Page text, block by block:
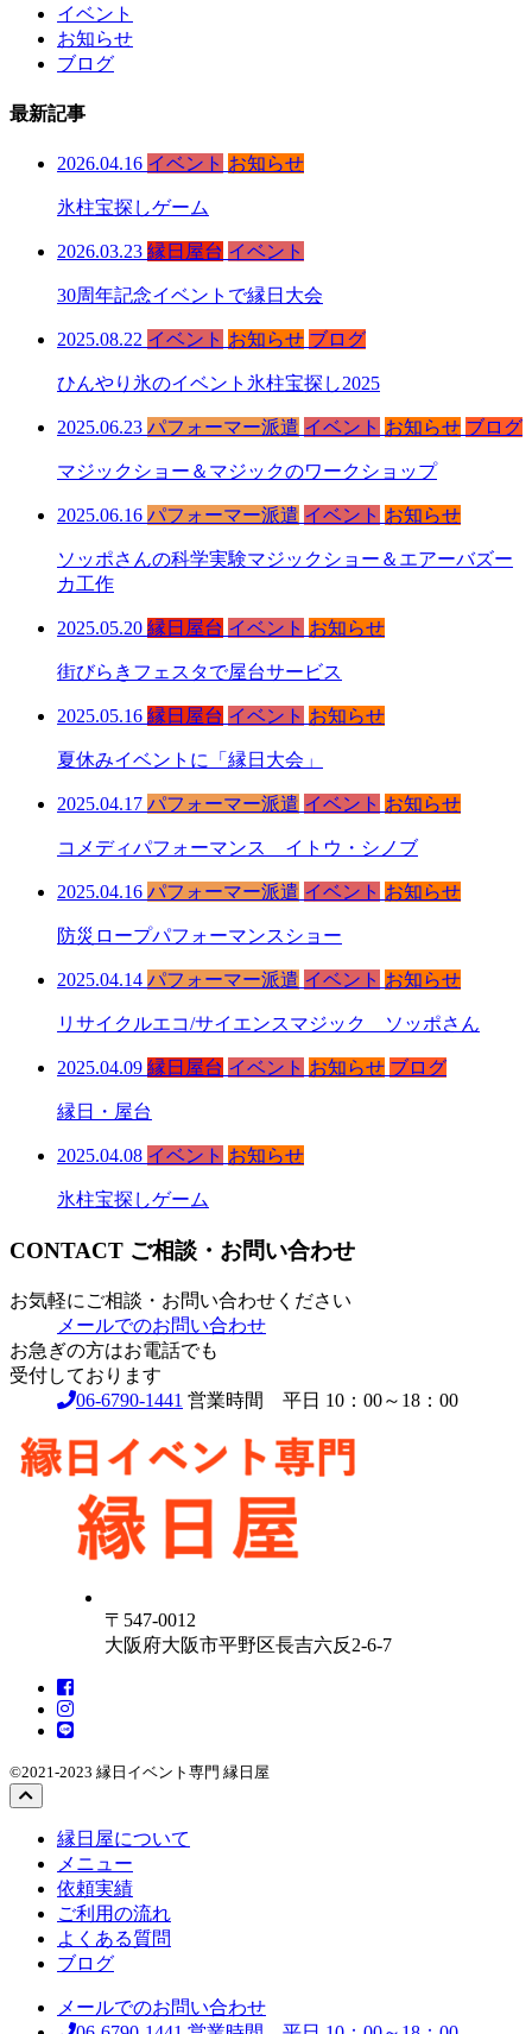
イベント
お知らせ
ブログ
最新記事
2026.04.16 イベント お知らせ
氷柱宝探しゲーム
2026.03.23 縁日屋台 イベント
30周年記念イベントで縁日大会
2025.08.22 イベント お知らせ ブログ
ひんやり氷のイベント氷柱宝探し2025
2025.06.23 パフォーマー派遣 イベント お知らせ ブログ
マジックショー＆マジックのワークショップ
2025.06.16 パフォーマー派遣 イベント お知らせ
ソッポさんの科学実験マジックショー＆エアーバズー
カ工作
2025.05.20 縁日屋台 イベント お知らせ
街びらきフェスタで屋台サービス
2025.05.16 縁日屋台 イベント お知らせ
夏休みイベントに「縁日大会」
2025.04.17 パフォーマー派遣 イベント お知らせ
コメディパフォーマンス イトウ・シノブ
2025.04.16 パフォーマー派遣 イベント お知らせ
防災ロープパフォーマンスショー
2025.04.14 パフォーマー派遣 イベント お知らせ
リサイクルエコ/サイエンスマジック ソッポさん
2025.04.09 縁日屋台 イベント お知らせ ブログ
縁日・屋台
2025.04.08 イベント お知らせ
氷柱宝探しゲーム
CONTACT ご相談・お問い合わせ
お気軽にご相談・お問い合わせください
メールでのお問い合わせ
お急ぎの方はお電話でも
受付しております
06-6790-1441 営業時間 平日 10：00～18：00
〒547-0012
大阪府大阪市平野区長吉六反2-6-7
©2021-2023 縁日イベント専門 縁日屋
縁日屋について
メニュー
依頼実績
ご利用の流れ
よくある質問
ブログ
メールでのお問い合わせ